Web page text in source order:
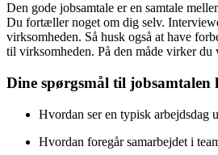
Den gode jobsamtale er en samtale
Du fortæller noget om dig selv.
virksomheden. Så husk også at have
til virksomheden. På den måde virker du
Dine spørgsmål til
Hvordan ser en typisk arbejdsdag
Hvordan foregår samarbejdet i